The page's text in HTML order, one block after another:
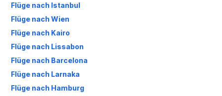
Flüge nach Istanbul
Flüge nach Wien
Flüge nach Kairo
Flüge nach Lissabon
Flüge nach Barcelona
Flüge nach Larnaka
Flüge nach Hamburg